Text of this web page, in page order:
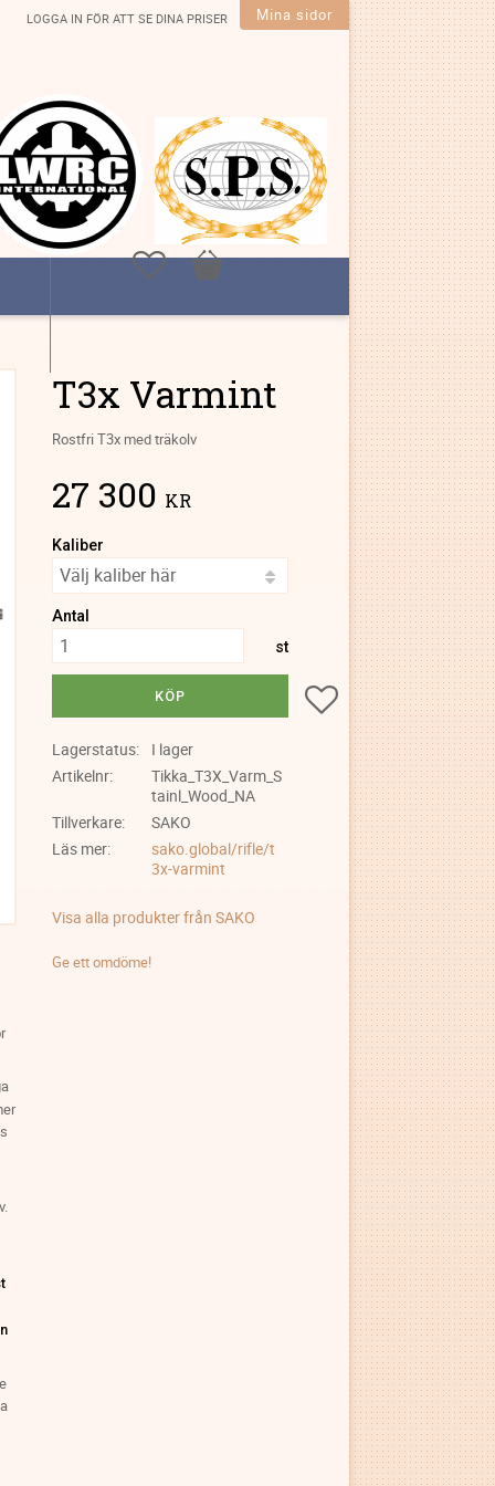
LOGGA IN FÖR ATT SE DINA PRISER Mina sidor
FavoriterKundvagn
T3x Varmint
Rostfri T3x med träkolv
27 300 KR
Kaliber
Antal
st
KÖP Lägg till i favoriter
Lagerstatus
I lager
Artikelnr
Tikka_T3X_Varm_S
tainl_Wood_NA
Tillverkare
SAKO
Läs mer
sako.global/rifle/t
3x-varmint
Visa alla produkter från SAKO
Ge ett omdöme!